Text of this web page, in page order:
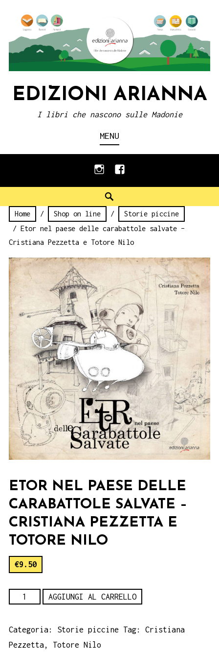
content
EDIZIONI ARIANNA
I libri che nascono sulle Madonie
MENU
instagramfacebook
Home / Shop on line /
Storie piccine
/ Etor nel paese delle carabattole salvate –
Cristiana Pezzetta e Totore Nilo
ETOR NEL PAESE DELLE
CARABATTOLE SALVATE –
CRISTIANA PEZZETTA E
TOTORE NILO
€9.50
Etor
paese
delle
AGGIUNGI AL CARRELLO
Categoria: Storie piccine Tag: Cristiana
Pezzetta, Totore Nilo